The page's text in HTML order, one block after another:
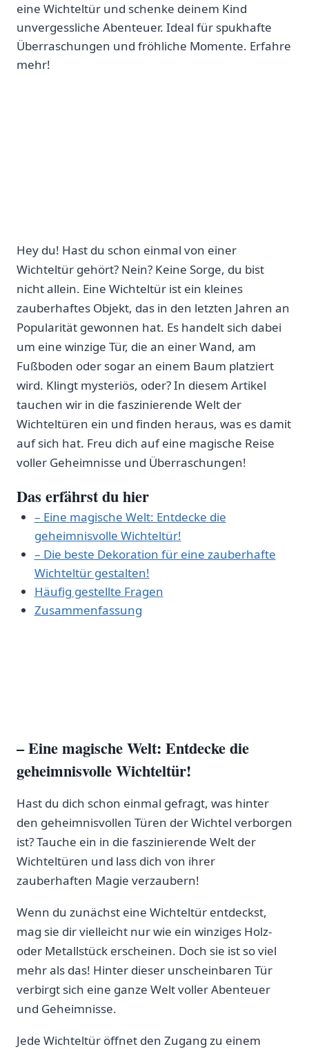
eine Wichteltür und schenke deinem Kind
unvergessliche Abenteuer. Ideal für spukhafte
Überraschungen und fröhliche Momente. Erfahre
mehr!
Hey du! Hast du schon einmal von einer
Wichteltür ⁢gehört? Nein? Keine Sorge, du bist
nicht allein. Eine Wichteltür ist ein kleines
zauberhaftes Objekt, das in ‍den letzten Jahren an
Popularität gewonnen hat. ⁢Es ‍handelt⁢ sich dabei
⁢um eine winzige Tür, die⁤ an einer Wand,⁣ am
Fußboden oder sogar an einem Baum platziert
wird.‍ Klingt mysteriös, oder?​ In diesem Artikel
tauchen wir ​in die faszinierende Welt der
Wichteltüren ein⁤ und finden⁣ heraus, was es damit
auf sich ‍hat. Freu dich auf eine⁢ magische Reise
voller Geheimnisse und Überraschungen!
Das erfährst ‌du hier
– Eine magische Welt: ⁢Entdecke die
⁣geheimnisvolle ⁤Wichteltür!
– Die⁢ beste Dekoration für eine zauberhafte
Wichteltür‍ gestalten!
Häufig gestellte Fragen
Zusammenfassung
– Eine magische Welt: Entdecke die
geheimnisvolle Wichteltür!
Hast du dich schon einmal gefragt, was hinter
den geheimnisvollen Türen⁤ der Wichtel verborgen⁢
ist? Tauche ein in die faszinierende Welt der
Wichteltüren und lass dich von ihrer
zauberhaften Magie verzaubern!
Wenn du zunächst eine Wichteltür entdeckst,
mag sie‌ dir vielleicht nur wie ein winziges Holz-
oder Metallstück erscheinen. Doch sie ist so viel
mehr als‍ das! Hinter dieser ⁢unscheinbaren Tür
verbirgt sich eine ganze Welt ​voller ⁤Abenteuer
und⁤ Geheimnisse.
Jede ​Wichteltür‍ öffnet den⁤ Zugang zu einem